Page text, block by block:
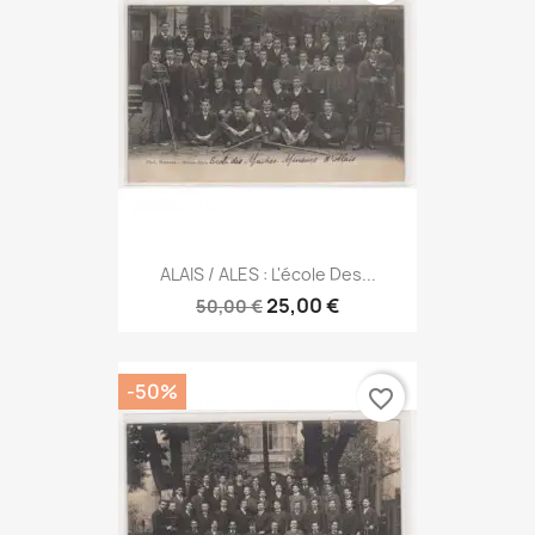
ALAIS / ALES : L'école Des...
50,00 €25,00 €
-50% favorite_border